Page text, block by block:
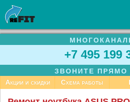
УСЛУГИ
БИЗНЕСУ
СТАТЬИ
+7 495 199
ЗВОНИТЕ ПРЯМО
Акции и скидки
Схема работы